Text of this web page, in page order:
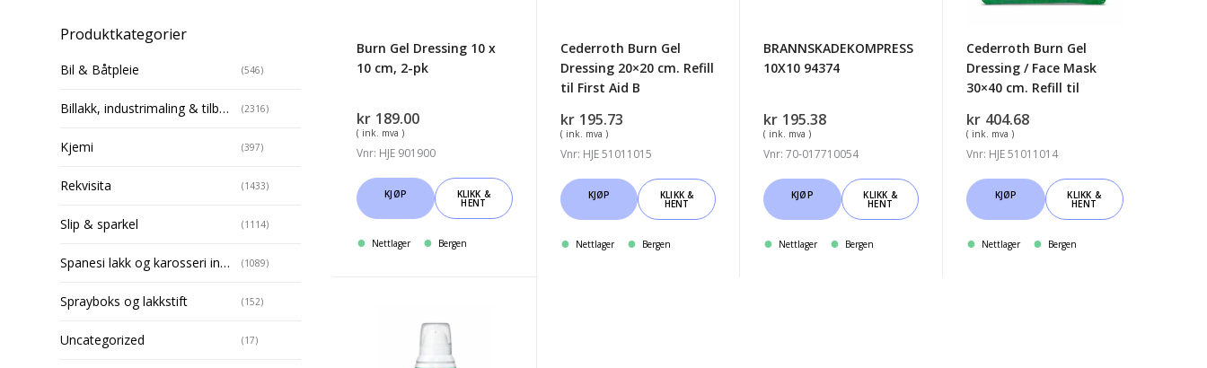
Produktkategorier
Bil & Båtpleie (546)
Billakk, industrimaling & tilbehør (2316)
Kjemi (397)
Rekvisita (1433)
Slip & sparkel (1114)
Spanesi lakk og karosseri installasjoner (1089)
Sprayboks og lakkstift (152)
Uncategorized (17)
Burn Gel Dressing 10 x
10 cm, 2-pk
kr 189.00
( ink. mva )
Vnr: HJE 901900
KJØP KLIKK &
HENT
Nettlager Bergen
B
Cederroth Burn Gel
Dressing 20×20 cm. Refill
til First Aid B
kr 195.73
( ink. mva )
Vnr: HJE 51011015
KJØP KLIKK &
HENT
Nettlager Bergen
BRANNSKADEKOMPRESS
10X10 94374
kr 195.38
( ink. mva )
Vnr: 70-017710054
KJØP KLIKK &
HENT
Nettlager Bergen
cm.
til
Cederroth Burn Gel
Dressing / Face Mask
30×40 cm. Refill til
kr 404.68
( ink. mva )
Vnr: HJE 51011014
KJØP KLIKK &
HENT
Nettlager Bergen